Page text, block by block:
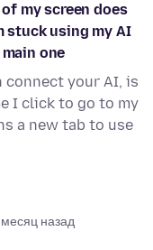
my screen does
stuck using my AI
one
connect your AI, is
I click to go to my
a new tab to use
назад